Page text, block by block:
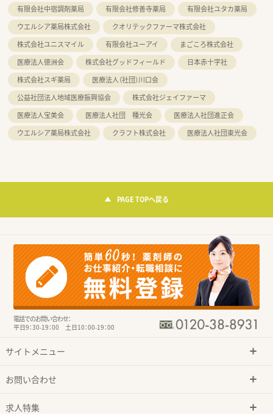
有限会社中宿調剤薬局
有限会社修善寺薬局
有限会社ユタカ薬局
ウエルシア薬局株式会社
クオリテックファーマ株式会社
株式会社ユニスマイル
有限会社ユーアイ
まごころ株式会社
医療法人徳洲会
株式会社グッドフィールド
日本赤十字社
株式会社スギ薬局
医療法人（社団）川口会
公益社団法人地域医療振興協会
株式会社ジェイファーマ
医療法人宝美会
医療法人社団 種光会
医療法人社団進正会
ウエルシア薬局株式会社
クラフト株式会社 医療法人社団東光会
PAGE TOPへ戻る
電話でのお問い合わせ：
平日9：30-19：00 土日10：00-19：00
サイトメニュー
お問い合わせ
求人特集